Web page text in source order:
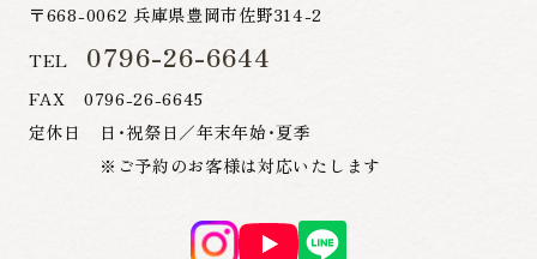
〒668-0062 兵庫県豊岡市佐野314-2
TEL 0796-26-6644
FAX 0796-26-6645
定休日 日・祝祭日／年末年始・夏季
※ご予約のお客様は対応いたします